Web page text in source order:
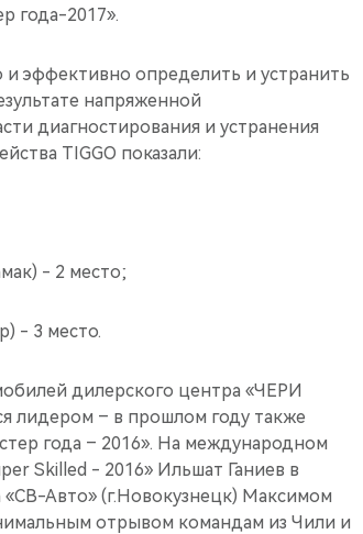
года-2017».
и эффективно определить и устранить
напряженной
диагностирования и устранения
TIGGO показали:
- 2 место;
- 3 место.
дилерского центра «ЧЕРИ
лидером – в прошлом году также
года – 2016». На международном
Skilled - 2016» Ильшат Ганиев в
Авто» (г.Новокузнецк) Максимом
отрывом командам из Чили и